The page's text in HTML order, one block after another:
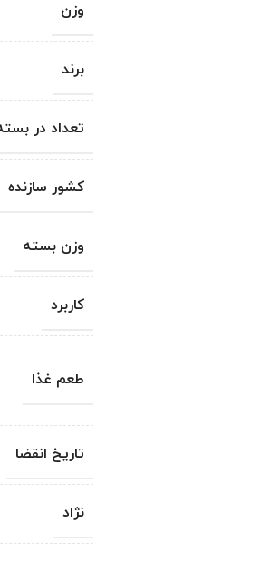
وزن
برند
تعداد در
کشور سازنده
وزن بسته
کاربرد
طعم غذا
تاریخ انقضا
نژاد